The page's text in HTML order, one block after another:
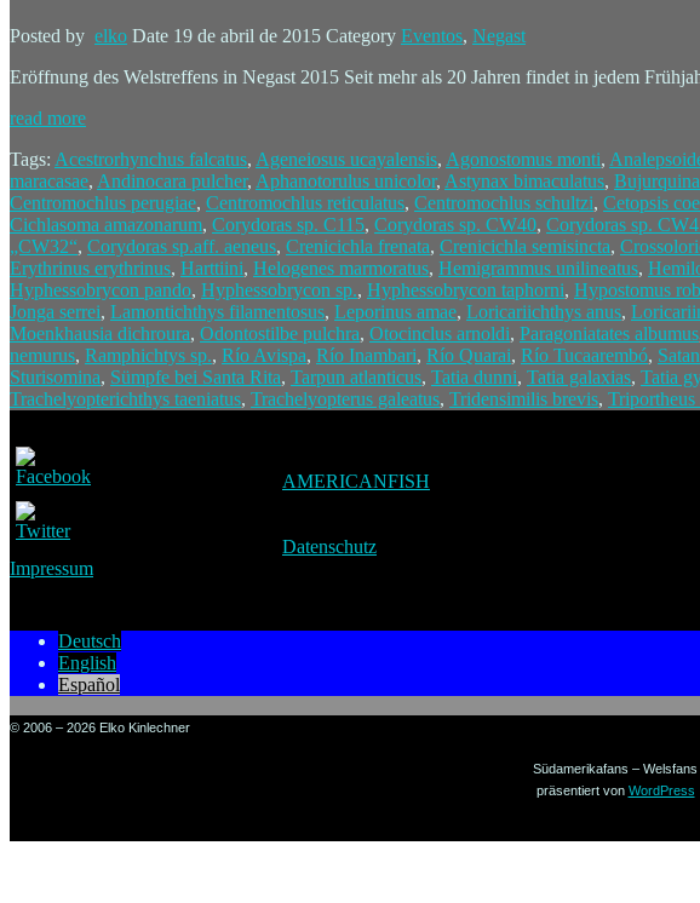
Posted by elko Date 19 de abril de 2015 Category Eventos, Negast
Eröffnung des Welstreffens in Negast 2015 Seit mehr als 20 Jahren findet in jedem
read more
Tags: Acestrorhynchus falcatus, Ageneiosus ucayalensis, Agonostomus monti,
maracasae, Andinocara pulcher, Aphanotorulus unicolor, Astynax bimaculatus,
Centromochlus perugiae, Centromochlus reticulatus, Centromochlus schultzi, Cetopsis
Cichlasoma amazonarum, Corydoras sp. C115, Corydoras sp. CW40, Corydoras sp.
„CW32“, Corydoras sp.aff. aeneus, Crenicichla frenata, Crenicichla semisincta,
Erythrinus erythrinus, Harttiini, Helogenes marmoratus, Hemigrammus unilineatus,
Hyphessobrycon pando, Hyphessobrycon sp., Hyphessobrycon taphorni, Hypostomus
Jonga serrei, Lamontichthys filamentosus, Leporinus amae, Loricariichthys anus,
Moenkhausia dichroura, Odontostilbe pulchra, Otocinclus arnoldi, Paragoniatates albumus
nemurus, Ramphichtys sp., Río Avispa, Río Inambari, Río Quarai, Río Tucaarembó,
Sturisomina, Sümpfe bei Santa Rita, Tarpun atlanticus, Tatia dunni, Tatia galaxias, Tatia
Trachelyopterichthys taeniatus, Trachelyopterus galeatus, Tridensimilis brevis, Triportheus
AMERICANFISH
Datenschutz
Impressum
Deutsch
English
Español
© 2006 – 2026 Elko Kinlechner
Südamerikafans – Welsfans
präsentiert von WordPress